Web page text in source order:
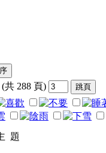
(共 288 頁)
題